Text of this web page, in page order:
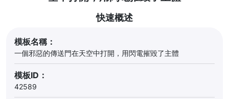
快速概述
模板名稱：
一個邪惡的傳送門在天空中打開，用閃電摧毀了主體
模板ID：
42589